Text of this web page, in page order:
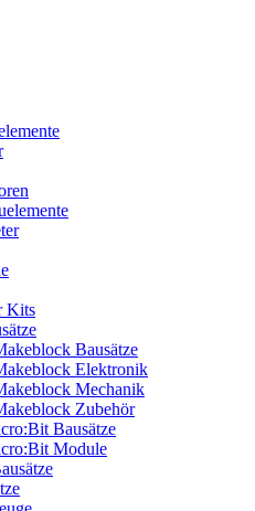
Kits
Bausätze
Elektronik
Mechanik
Zubehör
Bausätze
Module